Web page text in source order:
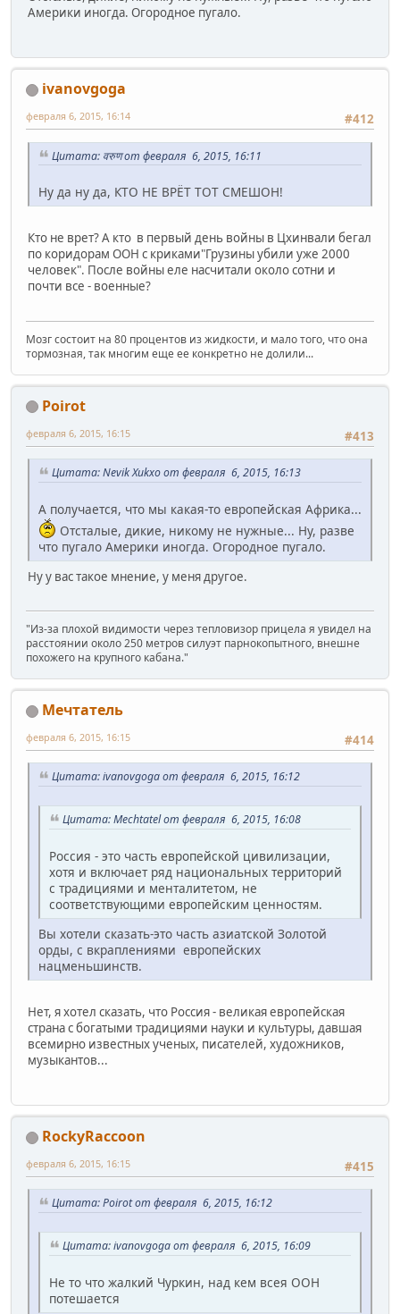
Америки иногда. Огородное пугало.
ivanovgoga
#412
февраля 6, 2015, 16:14
Цитата: वरुण от февраля 6, 2015, 16:11
Ну да ну да, КТО НЕ ВРЁТ ТОТ СМЕШОН!
Кто не врет? А кто в первый день войны в Цхинвали бегал
по коридорам ООН с криками"Грузины убили уже 2000
человек". После войны еле насчитали около сотни и
почти все - военные?
Мозг состоит на 80 процентов из жидкости, и мало того, что она
тормозная, так многим еще ее конкретно не долили...
Poirot
#413
февраля 6, 2015, 16:15
Цитата: Nevik Xukxo от февраля 6, 2015, 16:13
А получается, что мы какая-то европейская Африка...
Отсталые, дикие, никому не нужные... Ну, разве
что пугало Америки иногда. Огородное пугало.
Ну у вас такое мнение, у меня другое.
"Из-за плохой видимости через тепловизор прицела я увидел на
расстоянии около 250 метров силуэт парнокопытного, внешне
похожего на крупного кабана."
Мечтатель
#414
февраля 6, 2015, 16:15
Цитата: ivanovgoga от февраля 6, 2015, 16:12
Цитата: Mechtatel от февраля 6, 2015, 16:08
Россия - это часть европейской цивилизации,
хотя и включает ряд национальных территорий
с традициями и менталитетом, не
соответствующими европейским ценностям.
Вы хотели сказать-это часть азиатской Золотой
орды, с вкраплениями европейских
нацменьшинств.
Нет, я хотел сказать, что Россия - великая европейская
страна с богатыми традициями науки и культуры, давшая
всемирно известных ученых, писателей, художников,
музыкантов...
RockyRaccoon
#415
февраля 6, 2015, 16:15
Цитата: Poirot от февраля 6, 2015, 16:12
Цитата: ivanovgoga от февраля 6, 2015, 16:09
Не то что жалкий Чуркин, над кем всея ООН
потешается